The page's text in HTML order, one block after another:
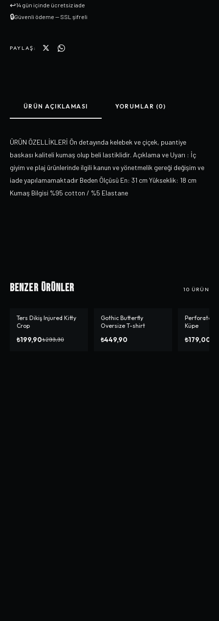
↩14 gün içinde ücretsiz iade
🔒Güvenli ödeme — SSL şifreli
PAYLAŞ:
ÜRÜN AÇIKLAMASI YORUMLAR (0)
ÜRÜN ÖZELLİKLERİ Ön detayında kelebek ve çiçek, puantiye
baskası kaliteli kumaş olup beli lastiklidir. Açıklama ve Uyarı : İç
giyim ve plaj ürünlerinde ilgili kanun ve yönetmelik gereği değişim ve
iade yapılamamaktadır Beden Ölçüsü En: 31 cm Yükseklik: 18 cm
Kumaş Bilgisi %95 cotton / %5 Elastane
Benzer Ürünler 10 ÜRÜN
-%33
Ters Dikiş Injured Kitty
Crop
₺199,90₺299,90
Gothic Butterfly
Oversize T-shirt
₺449,90
Perforated
Küpe
₺179,00